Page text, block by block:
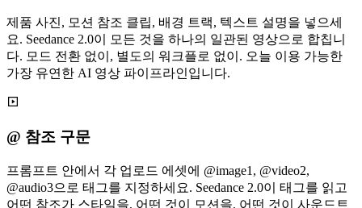
제품 사진, 모션 참조 클립, 배경 트랙, 텍스트 설명을 넣으세
요. Seedance 2.0이 모든 것을 하나의 일관된 영상으로 합칩니
다. 모드 전환 없이, 별도의 워크플로 없이. 오늘 이용 가능한
가장 유연한 AI 영상 파이프라인입니다.
@ 참조 구문
프롬프트 안에서 각 업로드 에셋에 @image1, @video2,
@audio3으로 태그를 지정하세요. Seedance 2.0이 태그를 읽고
어떤 참조가 스타일을, 어떤 것이 모션을, 어떤 것이 사운드트